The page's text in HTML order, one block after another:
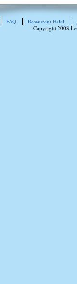
FAQ Restaurant Halal
Copyright 2008